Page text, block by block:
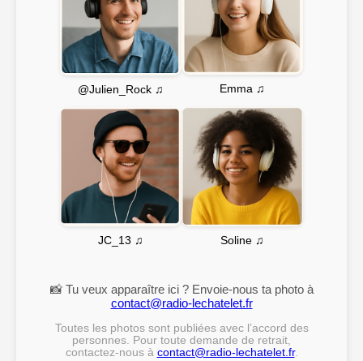
@Julien_Rock ♫ Emma ♫
JC_13 ♫ Soline ♫
📸 Tu veux apparaître ici ? Envoie-nous ta photo à
contact@radio-lechatelet.fr
Toutes les photos sont publiées avec l’accord des
personnes. Pour toute demande de retrait,
contactez-nous à contact@radio-lechatelet.fr.